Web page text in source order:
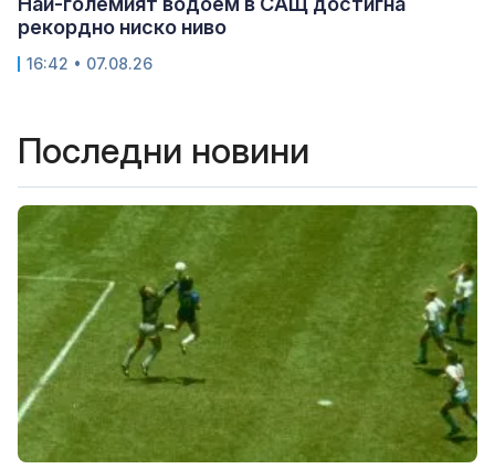
рекордно ниско ниво
16:42 • 07.08.26
Последни новини